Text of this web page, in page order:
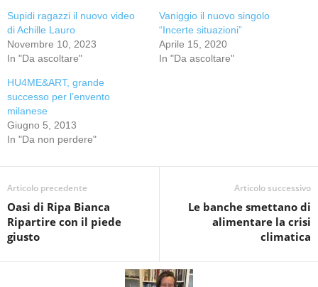
Supidi ragazzi il nuovo video
di Achille Lauro
Novembre 10, 2023
In "Da ascoltare"
Vaniggio il nuovo singolo
“Incerte situazioni”
Aprile 15, 2020
In "Da ascoltare"
HU4ME&ART, grande
successo per l’envento
milanese
Giugno 5, 2013
In "Da non perdere"
Articolo precedente
Oasi di Ripa Bianca
Ripartire con il piede
giusto
Articolo successivo
Le banche smettano di
alimentare la crisi
climatica